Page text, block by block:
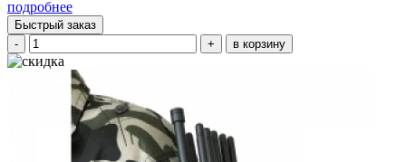
подробнее
Быстрый заказ
-
+ в корзину